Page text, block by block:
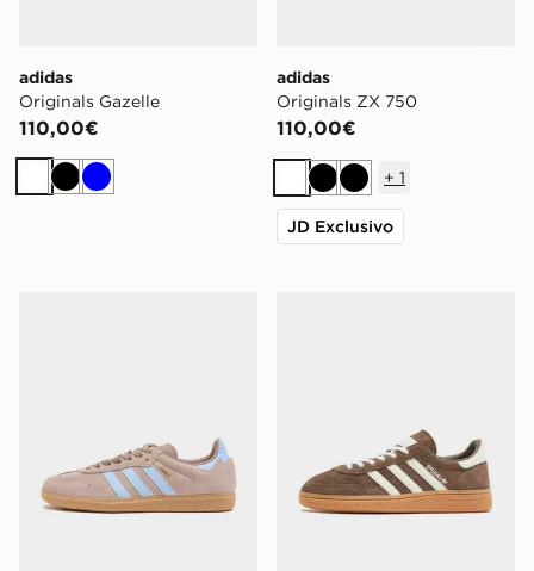
adidas
Originals Gazelle
110,00€
Bianco
Nero
Blu
adidas
Originals ZX 750
110,00€
Bianco
NeroNero
+ 1
JD Exclusivo